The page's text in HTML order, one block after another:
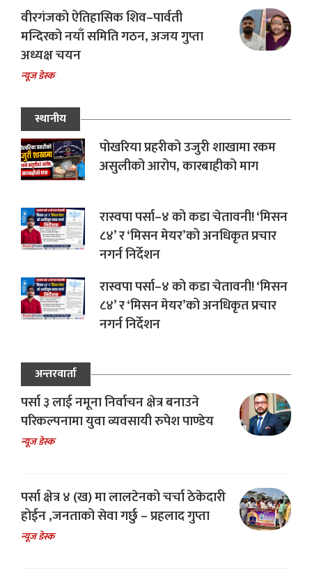
वीरगंजको ऐतिहासिक शिव–पार्वती
मन्दिरको नयाँ समिति गठन, अजय गुप्ता
अध्यक्ष चयन
न्यूज डेस्क
स्थानीय
पोखरिया प्रहरीको उजुरी शाखामा रकम
असुलीको आरोप, कारबाहीको माग
रास्वपा पर्सा–४ को कडा चेतावनी! ‘मिसन
८४’ र ‘मिसन मेयर’को अनधिकृत प्रचार
नगर्न निर्देशन
रास्वपा पर्सा–४ को कडा चेतावनी! ‘मिसन
८४’ र ‘मिसन मेयर’को अनधिकृत प्रचार
नगर्न निर्देशन
अन्तरवार्ता
पर्सा ३ लाई नमूना निर्वाचन क्षेत्र बनाउने
परिकल्पनामा युवा व्यवसायी रुपेश पाण्डेय
न्यूज डेस्क
पर्सा क्षेत्र ४ (ख) मा लालटेनको चर्चा ठेकेदारी
होईन ,जनताको सेवा गर्छु – प्रहलाद गुप्ता
न्यूज डेस्क